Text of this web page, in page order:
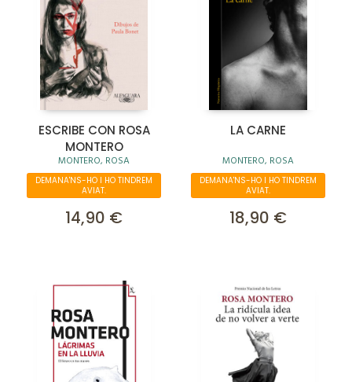
ESCRIBE CON ROSA
MONTERO
MONTERO, ROSA
DEMANA'NS-HO I HO TINDREM
AVIAT.
14,90 €
LA CARNE
MONTERO, ROSA
DEMANA'NS-HO I HO TINDREM
AVIAT.
18,90 €